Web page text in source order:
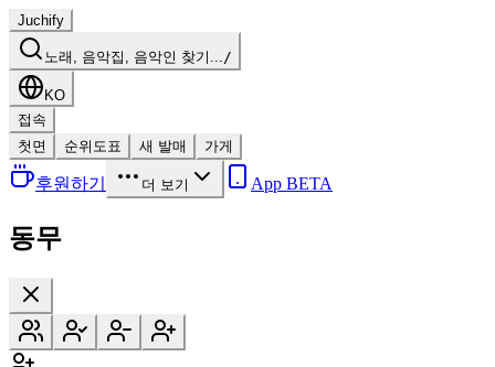
Juchify
노래, 음악집, 음악인 찾기.../
KO
접속
첫면
순위도표 새 발매 가게
후원하기 더 보기 App BETA
동무